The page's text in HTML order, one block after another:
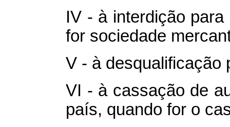
IV - à interdição
for sociedade
V - à desqualificação
VI - à cassação de
país, quando for o